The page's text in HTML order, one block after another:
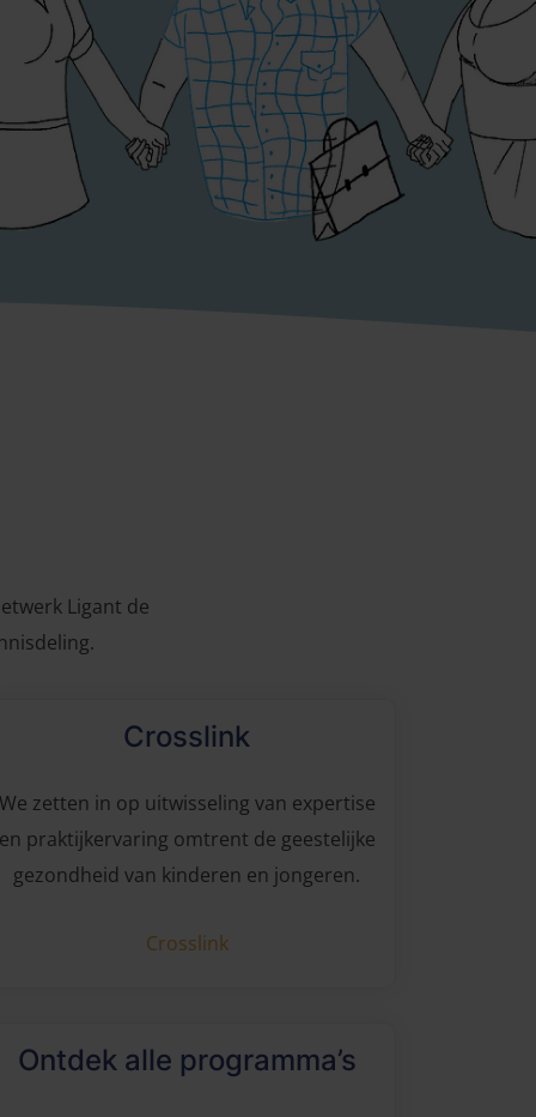
Ligant de
Crosslink
We zetten in op uitwisseling van expertise
en praktijkervaring omtrent de geestelijke
gezondheid van kinderen en jongeren.
Crosslink
Ontdek alle programma’s